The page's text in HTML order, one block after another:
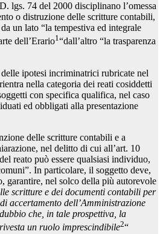
lgs. 74 del 2000 disciplinano l’omessa
o distruzione delle scritture contabili,
un lato “la tempestiva ed integrale
dell’Erario1“dall’altro “la trasparenza
ipotesi incriminatrici rubricate nel
nella categoria dei reati cosiddetti
con specifica qualifica, nel caso
ed obbligati alla presentazione
delle scritture contabili e a
nel delitto di cui all’art. 10
reato può essere qualsiasi individuo,
In particolare, il soggetto deve,
garantire, nel solco della più autorevole
scritture e dei documenti contabili per
accertamento dell’Amministrazione
che, in tale prospettiva, la
un ruolo imprescindibile2“